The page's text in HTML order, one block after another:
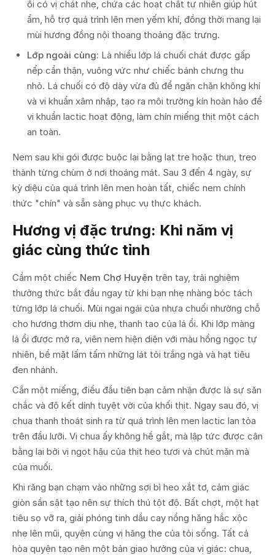
ổi có vị chát nhẹ, chứa các hoạt chất tự nhiên giúp hút
ẩm, hỗ trợ quá trình lên men yếm khí, đồng thời mang lại
mùi hương đồng nội thoang thoảng đặc trưng.
Lớp ngoài cùng: Là nhiều lớp lá chuối chát được gấp
nếp cẩn thận, vuông vức như chiếc bánh chưng thu
nhỏ. Lá chuối có độ dày vừa đủ để ngăn chặn không khí
và vi khuẩn xâm nhập, tạo ra môi trường kín hoàn hảo để
vi khuẩn lactic hoạt động, làm chín miếng thịt một cách
an toàn.
Nem sau khi gói được buộc lại bằng lạt tre hoặc thun, treo
thành từng chùm ở nơi thoáng mát. Sau 3 đến 4 ngày, sự
kỳ diệu của quá trình lên men hoàn tất, chiếc nem chính
thức "chín" và sẵn sàng phục vụ thực khách.
Hương vị đặc trưng: Khi năm vị
giác cùng thức tỉnh
Cầm một chiếc Nem Chợ Huyện trên tay, trải nghiệm
thưởng thức bắt đầu ngay từ khi bạn nhẹ nhàng bóc tách
từng lớp lá chuối. Mùi ngai ngái của nhựa chuối nhường chỗ
cho hương thơm dịu nhẹ, thanh tao của lá ổi. Khi lớp màng
lá ổi được mở ra, viên nem hiện diện với màu hồng ngọc tự
nhiên, bề mặt lấm tấm những lát tỏi trắng ngà và hạt tiêu
đen nhánh.
Cắn một miếng, điều đầu tiên bạn cảm nhận được là sự săn
chắc và độ kết dính tuyệt vời của khối thịt. Ngay sau đó, vị
chua thanh thoát sinh ra từ quá trình lên men lactic lan tỏa
trên đầu lưỡi. Vị chua ấy không hề gắt, mà lập tức được cân
bằng lại bởi vị ngọt hậu của thịt heo tươi và chút mặn mà
của muối.
Khi răng bạn chạm vào những sợi bì heo xắt tơ, cảm giác
giòn sần sật tạo nên sự thích thú tột độ. Bất chợt, một hạt
tiêu sọ vỡ ra, giải phóng tinh dầu cay nồng hăng hắc xộc
nhẹ lên mũi, quyện cùng vị hăng the của tỏi sống. Tất cả
hòa quyện tạo nên một bản giao hưởng của vị giác: chua,